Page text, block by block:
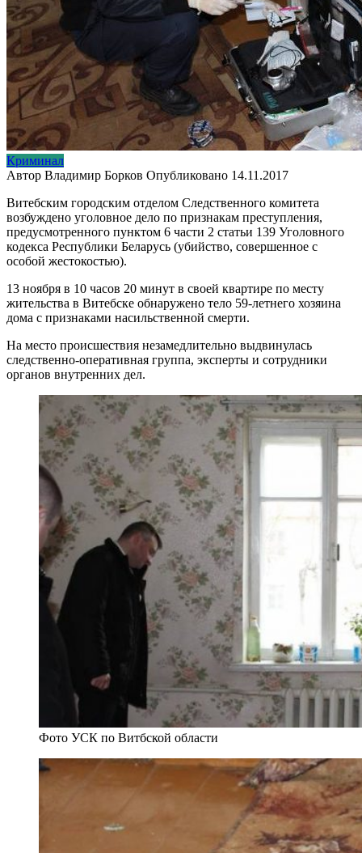
Криминал
Автор Владимир Борков Опубликовано 14.11.2017
Витебским городским отделом Следственного комитета
возбуждено уголовное дело по признакам преступления,
предусмотренного пунктом 6 части 2 статьи 139 Уголовного
кодекса Республики Беларусь (убийство, совершенное с
особой жестокостью).
13 ноября в 10 часов 20 минут в своей квартире по месту
жительства в Витебске обнаружено тело 59-летнего хозяина
дома с признаками насильственной смерти.
На место происшествия незамедлительно выдвинулась
следственно-оперативная группа, эксперты и сотрудники
органов внутренних дел.
Фото УСК по Витбской области